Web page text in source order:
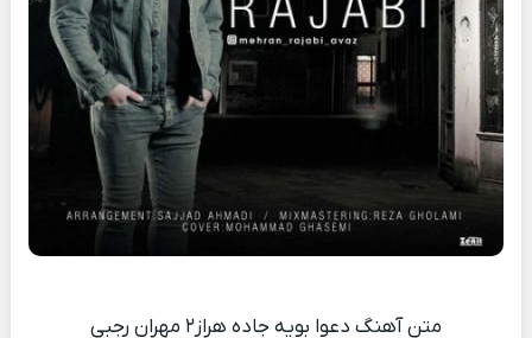
متن آهنگ دعوا بویه جاده هراز۲ مهران رجبی